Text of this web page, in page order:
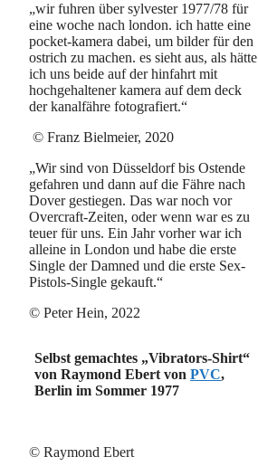
„wir fuhren über sylvester 1977/78 für
eine woche nach london. ich hatte eine
pocket-kamera dabei, um bilder für den
ostrich zu machen. es sieht aus, als hätte
ich uns beide auf der hinfahrt mit
hochgehaltener kamera auf dem deck
der kanalfähre fotografiert.“
© Franz Bielmeier, 2020
„Wir sind von Düsseldorf bis Ostende
gefahren und dann auf die Fähre nach
Dover gestiegen. Das war noch vor
Overcraft-Zeiten, oder wenn war es zu
teuer für uns. Ein Jahr vorher war ich
alleine in London und habe die erste
Single der Damned und die erste Sex-
Pistols-Single gekauft.“
© Peter Hein, 2022
Selbst gemachtes „Vibrators-Shirt“
von Raymond Ebert von PVC,
Berlin im Sommer 1977
© Raymond Ebert